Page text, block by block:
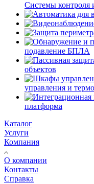
Системы контроля
подавление БПЛА
объектов
управления и
платформа
Каталог
Услуги
Компания
О компании
Контакты
Справка